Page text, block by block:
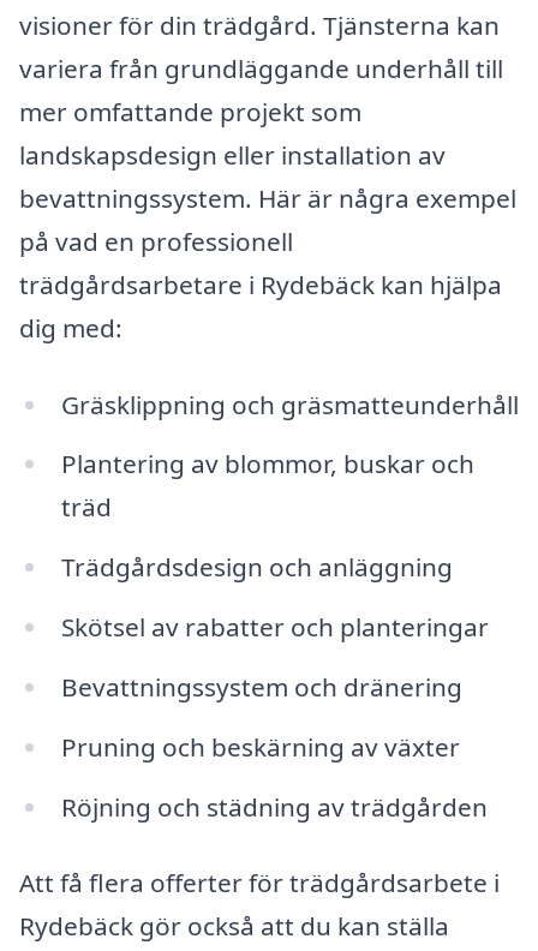
visioner för din trädgård. Tjänsterna kan
variera från grundläggande underhåll till
mer omfattande projekt som
landskapsdesign eller installation av
bevattningssystem. Här är några exempel
på vad en professionell
trädgårdsarbetare i Rydebäck kan hjälpa
dig med:
Gräsklippning och gräsmatteunderhåll
Plantering av blommor, buskar och
träd
Trädgårdsdesign och anläggning
Skötsel av rabatter och planteringar
Bevattningssystem och dränering
Pruning och beskärning av växter
Röjning och städning av trädgården
Att få flera offerter för trädgårdsarbete i
Rydebäck gör också att du kan ställa